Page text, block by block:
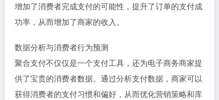
增加了消费者完成支付的可能性，提升了订单的支付成
功率，从而增加了商家的收入。
数据分析与消费者行为预测
聚合支付不仅仅是一个支付工具，还为电子商务商家提
供了宝贵的消费者数据。通过分析支付数据，商家可以
获得消费者的支付习惯和偏好，从而优化营销策略和库